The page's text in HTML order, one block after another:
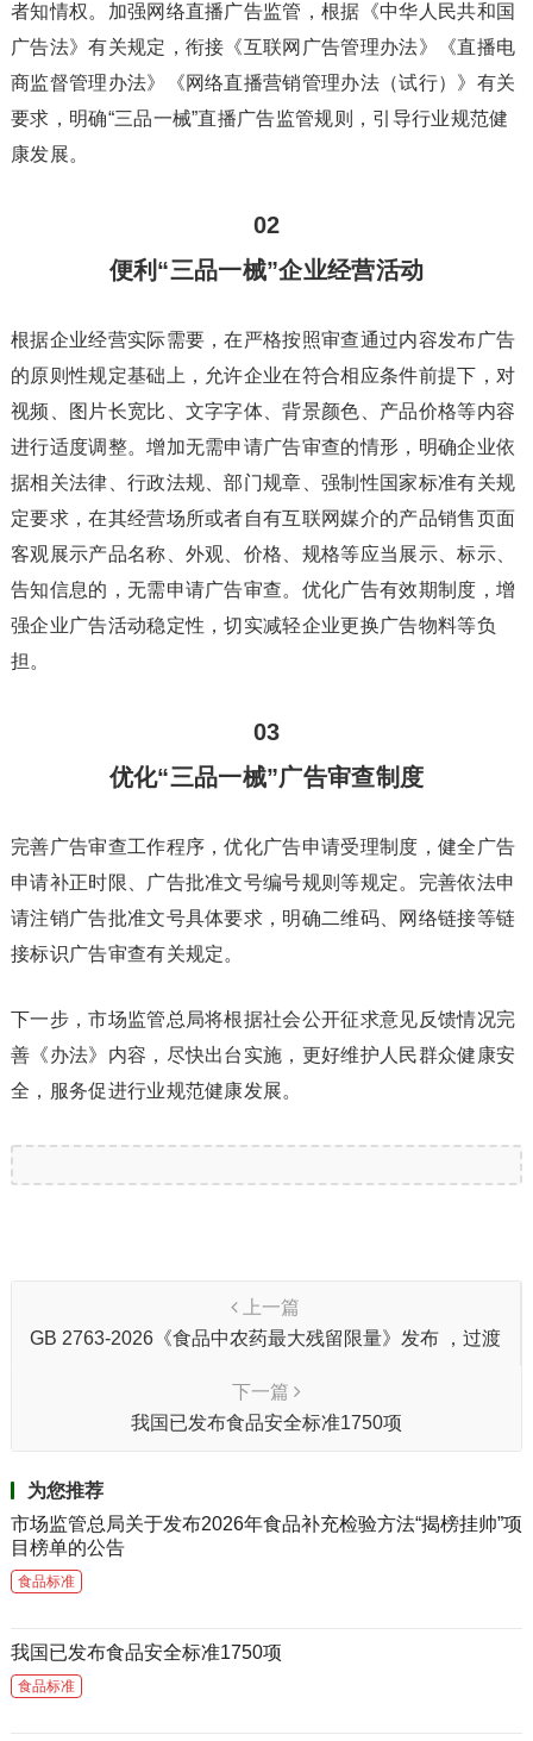
者知情权。加强网络直播广告监管，根据《中华人民共和国
广告法》有关规定，衔接《互联网广告管理办法》《直播电
商监督管理办法》《网络直播营销管理办法（试行）》有关
要求，明确“三品一械”直播广告监管规则，引导行业规范健
康发展。
02
便利“三品一械”企业经营活动
根据企业经营实际需要，在严格按照审查通过内容发布广告
的原则性规定基础上，允许企业在符合相应条件前提下，对
视频、图片长宽比、文字字体、背景颜色、产品价格等内容
进行适度调整。增加无需申请广告审查的情形，明确企业依
据相关法律、行政法规、部门规章、强制性国家标准有关规
定要求，在其经营场所或者自有互联网媒介的产品销售页面
客观展示产品名称、外观、价格、规格等应当展示、标示、
告知信息的，无需申请广告审查。优化广告有效期制度，增
强企业广告活动稳定性，切实减轻企业更换广告物料等负
担。
03
优化“三品一械”广告审查制度
完善广告审查工作程序，优化广告申请受理制度，健全广告
申请补正时限、广告批准文号编号规则等规定。完善依法申
请注销广告批准文号具体要求，明确二维码、网络链接等链
接标识广告审查有关规定。
下一步，市场监管总局将根据社会公开征求意见反馈情况完
善《办法》内容，尽快出台实施，更好维护人民群众健康安
全，服务促进行业规范健康发展。
上一篇
GB 2763-2026《食品中农药最大残留限量》发布 ，过渡
下一篇
我国已发布食品安全标准1750项
为您推荐
市场监管总局关于发布2026年食品补充检验方法“揭榜挂帅”项
目榜单的公告
食品标准
我国已发布食品安全标准1750项
食品标准